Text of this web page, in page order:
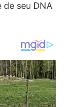
seu DNA